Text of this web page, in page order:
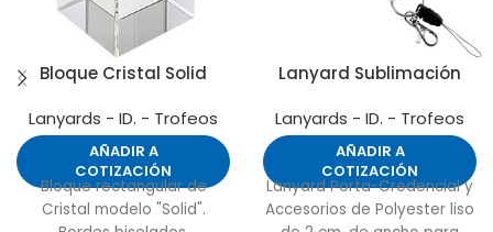
Bloque Cristal Solid
Lanyards - ID. - Trofeos
AÑADIR A
COTIZACIÓN
Bloque rectangular de
Cristal modelo "Solid".
Lanyard Sublimación
Lanyards - ID. - Trofeos
AÑADIR A
COTIZACIÓN
Lanyard Porta-Credencial y
Accesorios de Polyester liso